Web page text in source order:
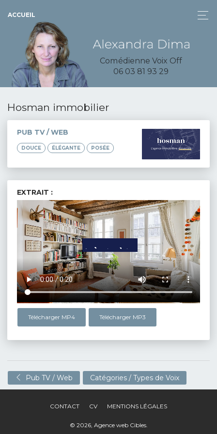
ACCUEIL
Comédienne Voix Off
06 03 81 93 29
Hosman immobilier
PUB TV / WEB
DOUCE ÉLÉGANTE POSÉE
EXTRAIT :
Télécharger MP4 Télécharger MP3
Pub TV / Web Catégories / Types de Voix
CONTACT CV MENTIONS LÉGALES
© 2026, Agence web Cibles.